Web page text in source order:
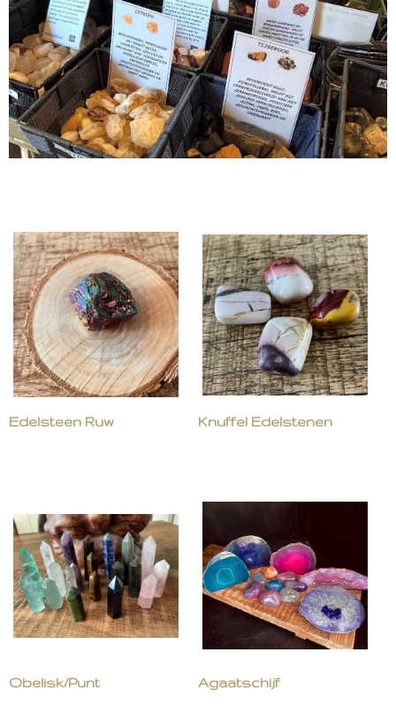
Edelsteen Ruw Knuffel Edelstenen
Obelisk/Punt Agaatschijf